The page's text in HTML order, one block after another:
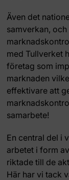
Även det
samverkan,
med Tullverket
företag som
marknaden
effektivare att
samarbete!
En central del i
arbetet i form
riktade till de
Här har vi tack